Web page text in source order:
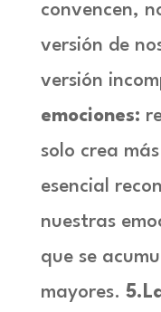
convencen,
versión de
versión
emociones:
solo crea
esencial
nuestras
que se
mayores.